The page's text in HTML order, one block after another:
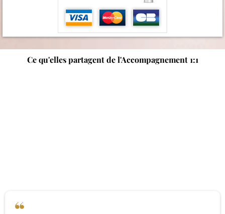
Ce qu'elles partagent de l'Accompagnement 1:1